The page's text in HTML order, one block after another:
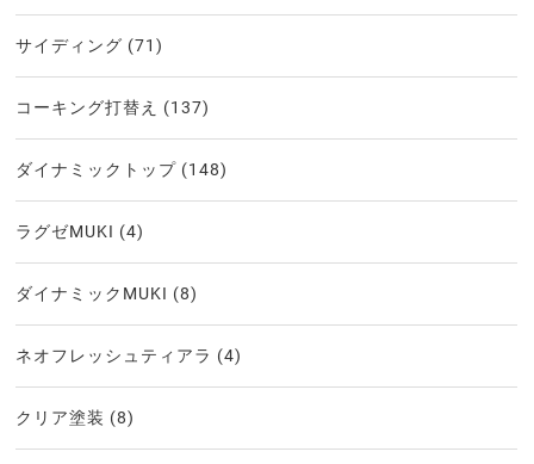
サイディング (71)
コーキング打替え (137)
ダイナミックトップ (148)
ラグゼMUKI (4)
ダイナミックMUKI (8)
ネオフレッシュティアラ (4)
クリア塗装 (8)